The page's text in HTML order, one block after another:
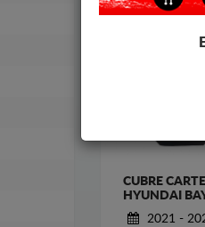
CUBRE
HYUNDAI
2021 -